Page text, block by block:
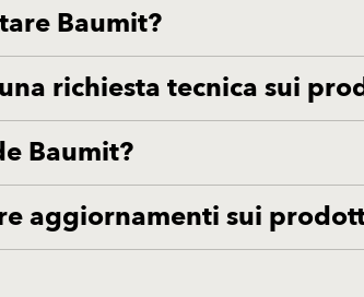
Baumit?
richiesta tecnica sui
Baumit?
aggiornamenti sui